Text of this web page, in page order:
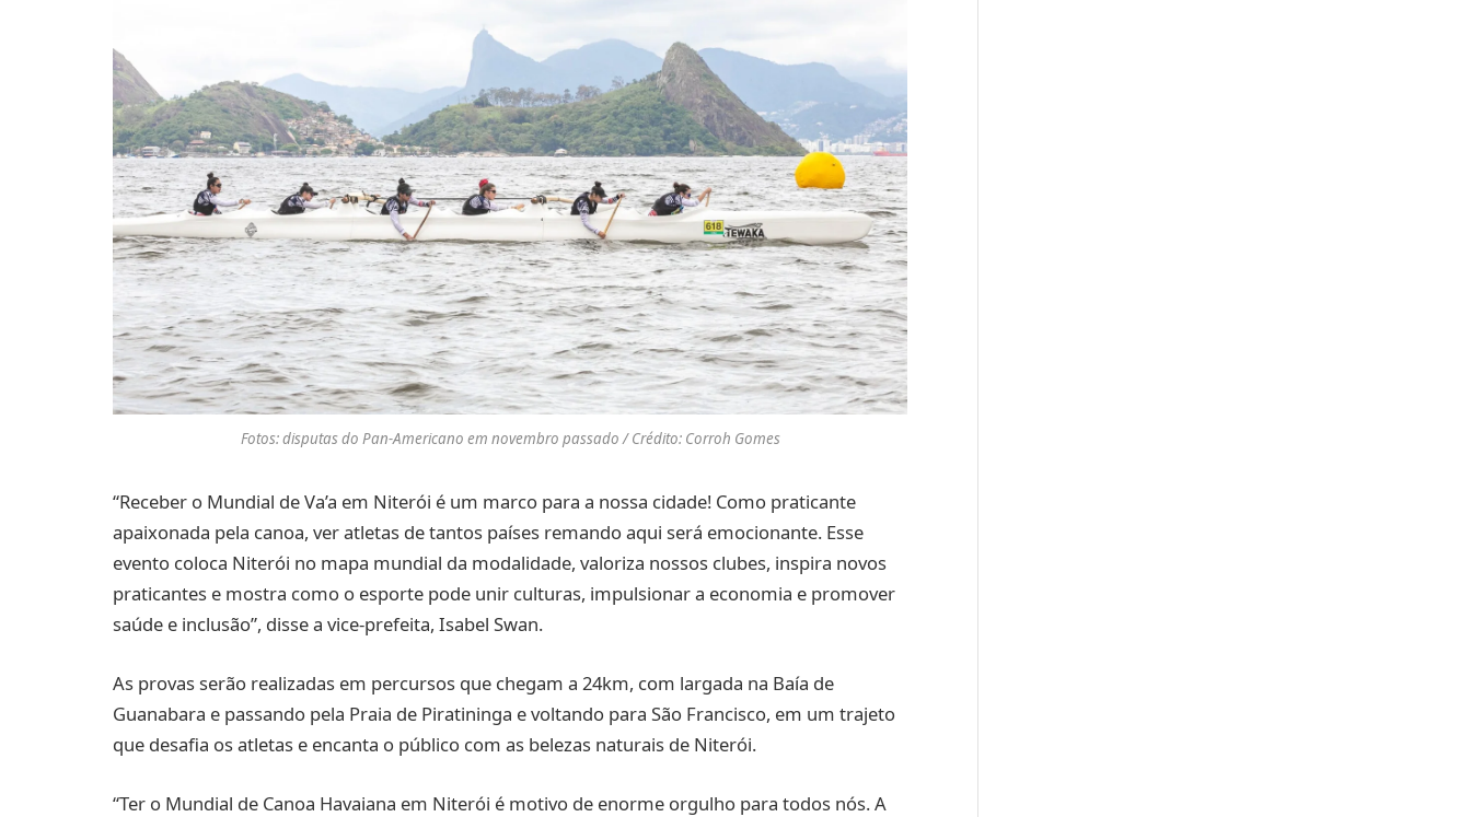
Fotos: disputas do Pan-Americano em novembro passado / Crédito: Corroh Gomes
“Receber o Mundial de Va’a em Niterói é um marco para a nossa cidade! Como praticante
apaixonada pela canoa, ver atletas de tantos países remando aqui será emocionante. Esse
evento coloca Niterói no mapa mundial da modalidade, valoriza nossos clubes, inspira novos
praticantes e mostra como o esporte pode unir culturas, impulsionar a economia e promover
saúde e inclusão”, disse a vice-prefeita, Isabel Swan.
As provas serão realizadas em percursos que chegam a 24km, com largada na Baía de
Guanabara e passando pela Praia de Piratininga e voltando para São Francisco, em um trajeto
que desafia os atletas e encanta o público com as belezas naturais de Niterói.
“Ter o Mundial de Canoa Havaiana em Niterói é motivo de enorme orgulho para todos nós. A